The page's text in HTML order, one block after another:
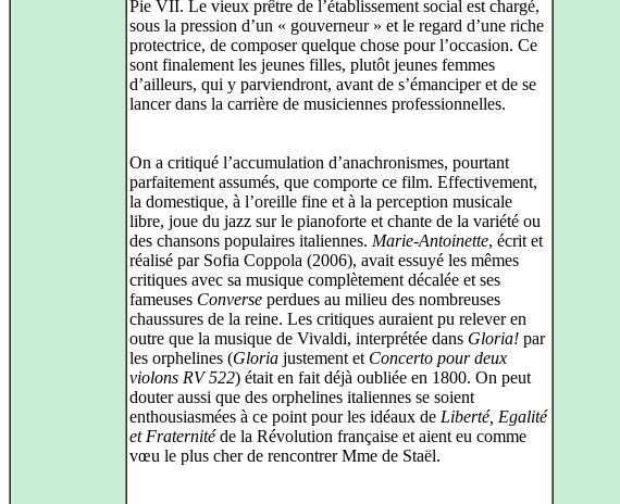
Pie VII. Le vieux prêtre de l’établissement social est chargé,
sous la pression d’un « gouverneur » et le regard d’une riche
protectrice, de composer quelque chose pour l’occasion. Ce
sont finalement les jeunes filles, plutôt jeunes femmes
d’ailleurs, qui y parviendront, avant de s’émanciper et de se
lancer dans la carrière de musiciennes professionnelles.
On a critiqué l’accumulation d’anachronismes, pourtant
parfaitement assumés, que comporte ce film. Effectivement,
la domestique, à l’oreille fine et à la perception musicale
libre, joue du jazz sur le pianoforte et chante de la variété ou
des chansons populaires italiennes. Marie‑Antoinette, écrit et
réalisé par Sofia Coppola (2006), avait essuyé les mêmes
critiques avec sa musique complètement décalée et ses
fameuses Converse perdues au milieu des nombreuses
chaussures de la reine. Les critiques auraient pu relever en
outre que la musique de Vivaldi, interprétée dans Gloria! par
les orphelines (Gloria justement et Concerto pour deux
violons RV 522) était en fait déjà oubliée en 1800. On peut
douter aussi que des orphelines italiennes se soient
enthousiasmées à ce point pour les idéaux de Liberté, Egalité
et Fraternitéde la Révolution française et aient eu comme
vœu le plus cher de rencontrer Mme de Staël.